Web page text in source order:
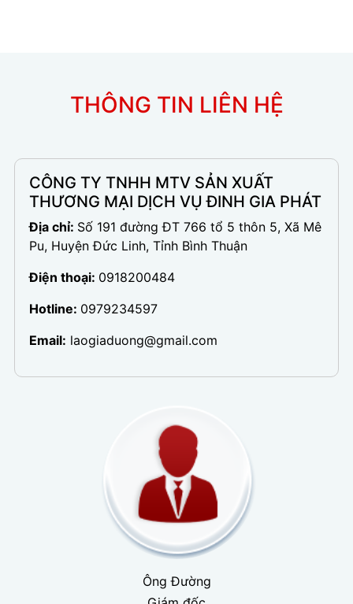
THÔNG TIN LIÊN HỆ
CÔNG TY TNHH MTV SẢN XUẤT
THƯƠNG MẠI DỊCH VỤ ĐINH GIA PHÁT
Địa chỉ: Số 191 đường ĐT 766 tổ 5 thôn 5, Xã Mê
Pu, Huyện Đức Linh, Tỉnh Bình Thuận
Điện thoại: 0918200484
Hotline: 0979234597
Email: laogiaduong@gmail.com
Ông Đường